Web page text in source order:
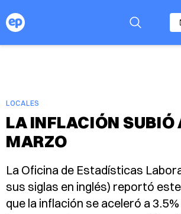
LOCALES
LA INFLACIÓN SUBIÓ
MARZO
La Oficina de Estadísticas
sus siglas en inglés) reportó
que la inflación se aceleró a